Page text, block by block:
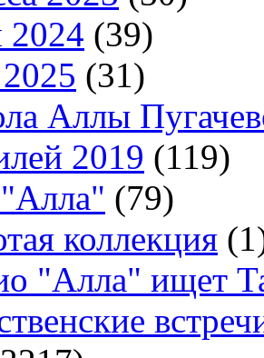
(39)
(31)
Аллы
2019 (119)
(79)
коллекция
"Алла" ищет